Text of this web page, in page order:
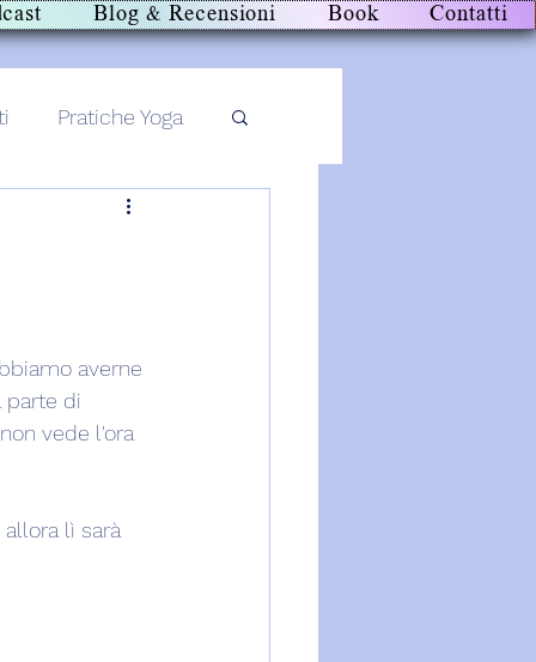
Blog & Recensioni Book Contatti
Pratiche Yoga
averne
parte di
vede l'ora
lì sarà